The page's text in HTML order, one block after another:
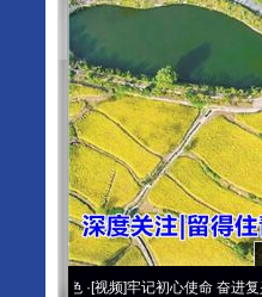
牢记初心使命 奋进复兴征程丨宝塔